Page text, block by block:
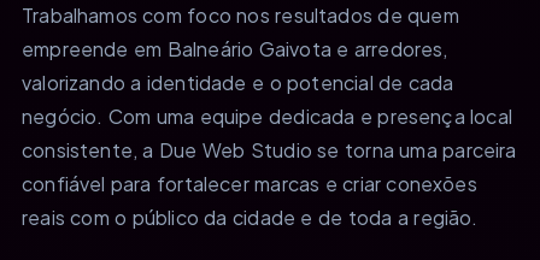
Trabalhamos com foco nos resultados de quem
empreende em Balneário Gaivota e arredores,
valorizando a identidade e o potencial de cada
negócio. Com uma equipe dedicada e presença local
consistente, a Due Web Studio se torna uma parceira
confiável para fortalecer marcas e criar conexões
reais com o público da cidade e de toda a região.